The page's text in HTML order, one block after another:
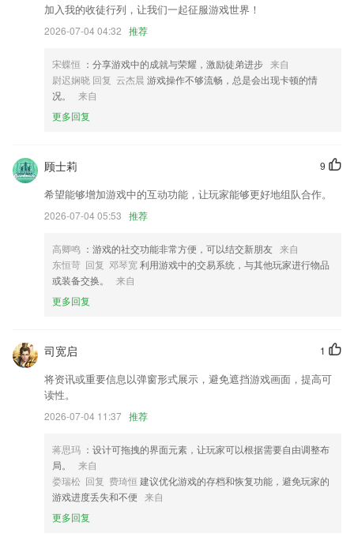
喜欢这款应用吗？请给我们评分！您的反馈是优步不断进步的动力。
优化了用户体验~
漫画频道改版，给你更好的追番体验
优化消息通知时效，随时掌握动态！
联系我们
修改。
加入我的收徒行列，让我们一起征服游戏世界！
2026-07-04 04:32 推荐
宋蝶恒 ：分享游戏中的成就与荣耀，激励徒弟进步 来自
尉迟娴晓 回复 云杰晨 游戏操作不够流畅，总是会出现卡顿的情
况。
来自
更多回复
9
顾士莉
希望能够增加游戏中的互动功能，让玩家能够更好地组队合作。
2026-07-04 05:53 推荐
高卿鸣 ：游戏的社交功能非常方便，可以结交新朋友 来自
东恒苛 回复 邓琴宽利用游戏中的交易系统，与其他玩家进行物品
或装备交换。
来自
更多回复
1
司宽启
将资讯或重要信息以弹窗形式展示，避免遮挡游戏画面，提高可
读性。
2026-07-04 11:37 推荐
蒋思玛 ：设计可拖拽的界面元素，让玩家可以根据需要自由调整布
局。
来自
娄瑞松 回复 费琦恒 建议优化游戏的存档和恢复功能，避免玩家的
游戏进度丢失和不便 来自
更多回复